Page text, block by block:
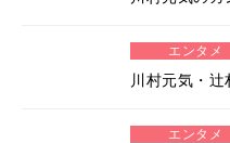
エンタメ
川村元気・
エンタメ